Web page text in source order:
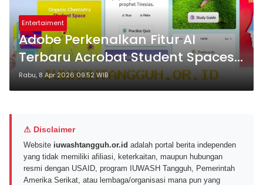
Entertaiment
Adobe Perkenalkan Fitur AI
Terbaru Acrobat Student Spaces
untuk Saingi Google NotebookLM
Tahun 2026
Rabu, 8 Apr 2026 09:52 WIB
⚠ Disclaimer
Website iuwashtangguh.or.id adalah portal berita independen
yang tidak memiliki afiliasi, keterkaitan, maupun hubungan
resmi dengan USAID, program IUWASH Tangguh, Pemerintah
Amerika Serikat, atau lembaga/organisasi mana pun yang